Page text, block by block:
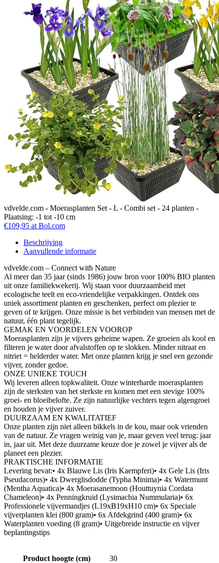
vdvelde.com - Moerasplanten Set - L - Combi set - 24 planten -
Plaatsing: -1 tot -10 cm
€109,95 at Bol.com
Beschrijving
Aanvullende informatie
vdvelde.com – Connect with Nature
Al meer dan 35 jaar (sinds 1986) jouw bron voor 100% BIO planten
uit onze familiekwekerij. Wij staan voor duurzaamheid met
ecologische teelt en eco-vriendelijke verpakkingen. Ontdek ons
uniek assortiment planten en geschenken, perfect om plezier te
geven of te krijgen. Onze missie is het verbinden van mensen met de
natuur, één plant tegelijk.
GEMAK EN VOORDELEN VOOROP
Moerasplanten zijn je vijvers geheime wapen. Ze groeien als kool en
filteren je water door afvalstoffen op te slokken. Minder nitraat en
nitriet = helderder water. Met onze planten krijg je snel een gezonde
vijver, zonder gedoe.
ONZE UNIEKE TOUCH
Wij leveren alleen topkwaliteit. Onze winterharde moerasplanten
zijn de sterksten van het sterkste en komen met een stevige 100%
groei- en bloeibelofte. Ze zijn natuurlijke vechters tegen algengroei
en houden je vijver zuiver.
DUURZAAM EN KWALITATIEF
Onze planten zijn niet alleen bikkels in de kou, maar ook vrienden
van de natuur. Ze vragen weinig van je, maar geven veel terug: jaar
in, jaar uit. Met deze duurzame keuze doe je zowel je vijver als de
planeet een plezier.
PRAKTISCHE INFORMATIE
Levering bevat:• 4x Blauwe Lis (Iris Kaempferi)• 4x Gele Lis (Iris
Pseudacorus)• 4x Dwerglisdodde (Typha Minima)• 4x Watermunt
(Mentha Aquatica)• 4x Moerasanemoon (Houttuynia Cordata
Chameleon)• 4x Penningkruid (Lysimachia Nummularia)• 6x
Professionele vijvermandjes (L19xB19xH10 cm)• 6x Speciale
vijverplanten klei (800 gram)• 6x Afdekgrind (400 gram)• 6x
Waterplanten voeding (8 gram)• Uitgebreide instructie en vijver
beplantingstips
Product hoogte (cm) 30